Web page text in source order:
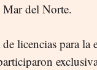
Mar del Norte.
licencias para